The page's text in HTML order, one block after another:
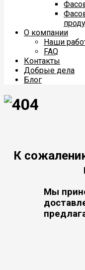
О компании
Наши
FAQ
Контакты
Добрые дела
Блог
К
Мы